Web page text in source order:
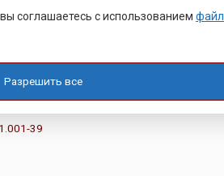
МОЛОТОК УДАРНОГО ДЕЙСТВИЯ
39
соглашаетесь с использованием
Разрешить все